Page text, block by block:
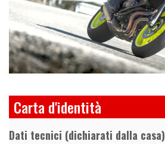
Carta d'identità
Dati tecnici (dichiarati dalla casa)